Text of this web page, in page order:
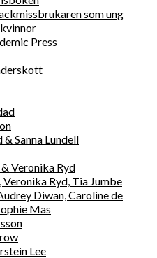
som ung
Press
& Sanna Lundell
Veronika Ryd
Ryd, Tia Jumbe
Diwan, Caroline de
Mas
Lee